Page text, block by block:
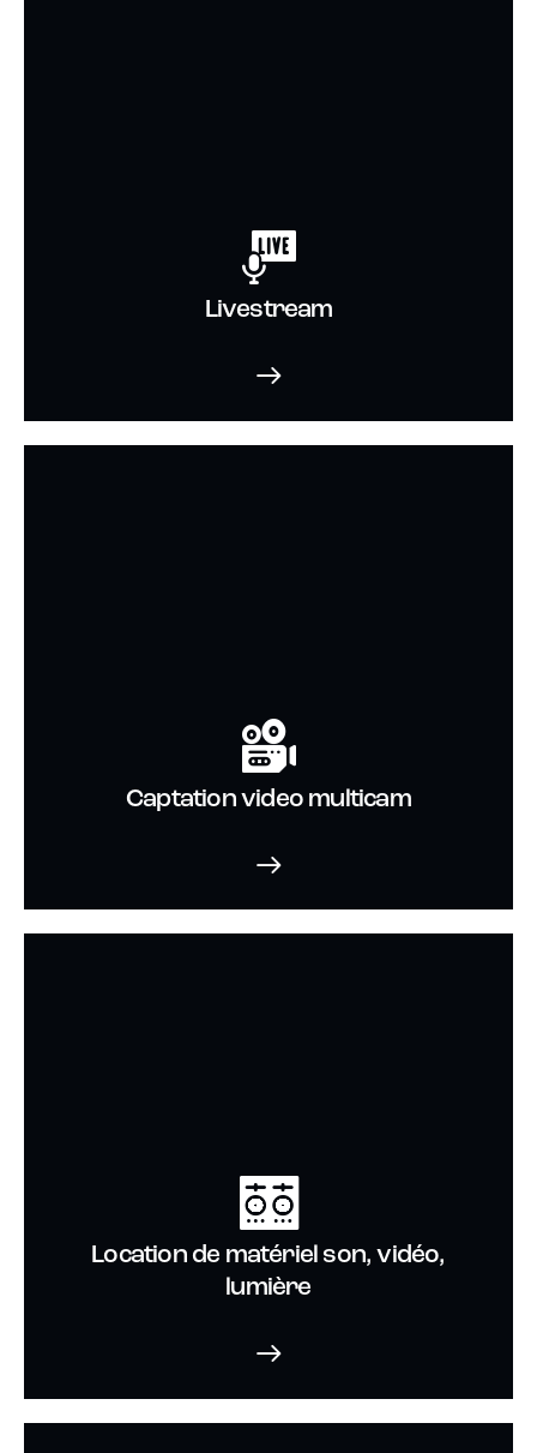
Livestream
Captation video multicam
Location de matériel son, vidéo,
lumière